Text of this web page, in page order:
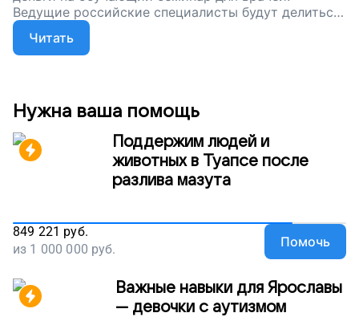
Ведущие российские специалисты будут делиться
своим опытом с коллегами из регионов, чтобы
ребенок мог получить адекватную помощь в любой
точке страны. Помогите медикам и детям
Читать
Нужна ваша помощь
Поддержим людей и
животных в Туапсе после
разлива мазута
849 221 руб.
из 1 000 000 руб. Помочь
Важные навыки для Ярославы
— девочки с аутизмом